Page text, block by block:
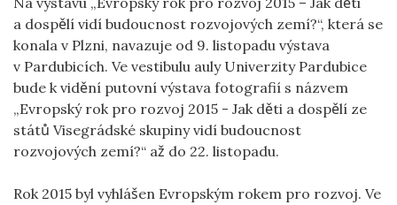
a dospělí vidí budoucnost rozvojových zemí?“, která se
konala v Plzni, navazuje od 9. listopadu výstava
v Pardubicích. Ve vestibulu auly Univerzity Pardubice
bude k vidění putovní výstava fotografií s názvem
„Evropský rok pro rozvoj 2015 - Jak děti a dospělí ze
států Visegrádské skupiny vidí budoucnost
rozvojových zemí?“ až do 22. listopadu.
Rok 2015 byl vyhlášen Evropským rokem pro rozvoj. Ve